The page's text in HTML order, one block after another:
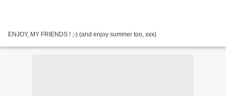
ENJOY, MY FRIENDS ! ;-) (and enjoy summer too, xxx)